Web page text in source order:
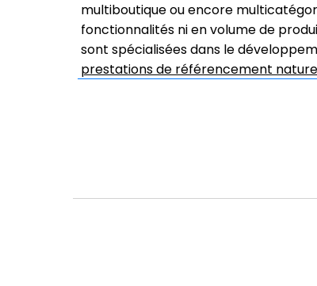
multiboutique ou encore
fonctionnalités ni en volume de
sont spécialisées dans le
prestations de référencement